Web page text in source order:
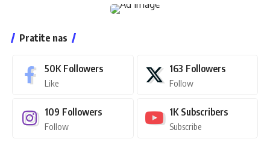
Pratite nas
50K Followers
Like
163 Followers
Follow
109 Followers
Follow
1K Subscribers
Subscribe